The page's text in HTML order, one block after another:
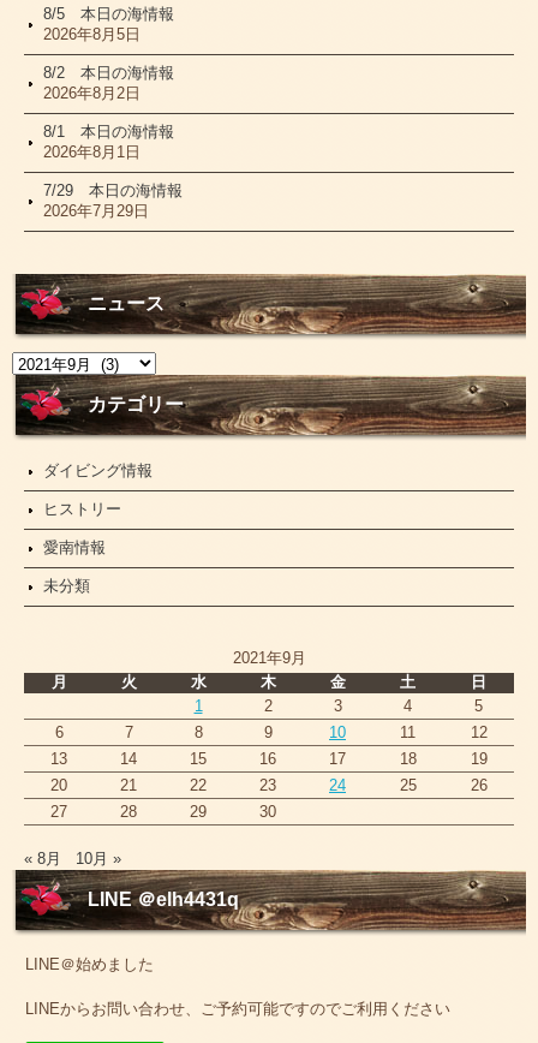
8/5 本日の海情報
2026年8月5日
8/2 本日の海情報
2026年8月2日
8/1 本日の海情報
2026年8月1日
7/29 本日の海情報
2026年7月29日
ニュース
ニ
ュ
ー
カテゴリー
ダイビング情報
ヒストリー
愛南情報
未分類
2021年9月
月
火 水 木 金 土
日
1
2 3 4
5
6
7 8 9 10 11
12
13
14 15 16 17 18
19
20
21 22 23 24 25
26
27
28 29 30
« 8月 10月 »
LINE ＠elh4431q
LINE＠始めました
LINEからお問い合わせ、ご予約可能ですのでご利用ください